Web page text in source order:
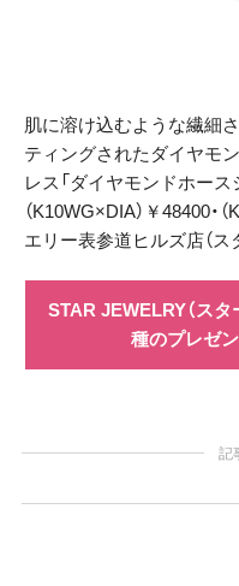
肌に溶け込むような繊細
ティングされたダイヤモ
レス「ダイヤモンドホース
（K10WG×DIA）￥48400・
エリー表参道ヒルズ店（ス
STAR JEWELRY（ス
種のプレゼ
記